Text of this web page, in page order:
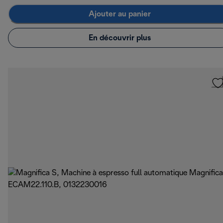
Ajouter au panier
En découvrir plus